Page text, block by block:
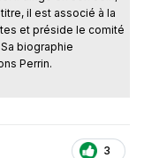
il est associé à la
et préside le comité
biographie
Perrin.
3